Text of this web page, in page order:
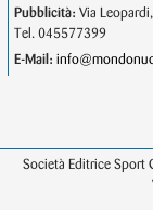
Pubblicità: Via
Tel. 045577399
E-Mail:
Società Editrice Sport